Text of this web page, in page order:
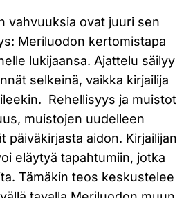
vahvuuksia ovat juuri sen
Meriluodon kertomistapa
lukijaansa. Ajattelu säilyy
selkeinä, vaikka kirjailija
Rehellisyys ja muistot
muistojen uudelleen
päiväkirjasta aidon. Kirjailijan
eläytyä tapahtumiin, jotka
Tämäkin teos keskustelee